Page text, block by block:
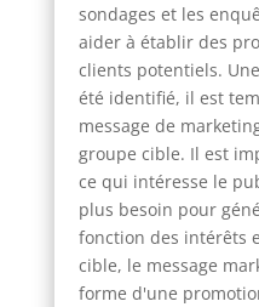
sondages et les
aider à établir des
clients potentiels.
été identifié, il est
message de
groupe cible. Il est
ce qui intéresse le
plus besoin pour
fonction des intérêts
cible, le message
forme d'une